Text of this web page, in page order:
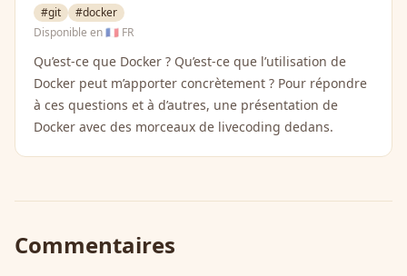
#git
#docker
Disponible en🇫🇷 FR
Qu’est-ce que Docker ? Qu’est-ce que l’utilisation de
Docker peut m’apporter concrètement ? Pour répondre
à ces questions et à d’autres, une présentation de
Docker avec des morceaux de livecoding dedans.
Commentaires